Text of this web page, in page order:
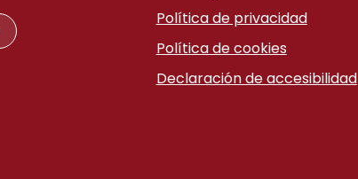
Política de privacidad
Política de cookies
Declaración de accesibilidad